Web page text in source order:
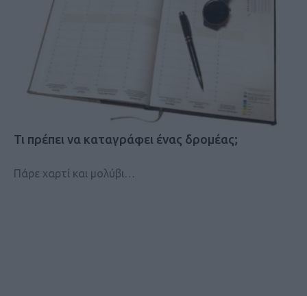
Τι πρέπει να καταγράφει ένας δρομέας;
Πάρε χαρτί και μολύβι…